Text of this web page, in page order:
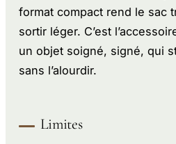
format compact rend le sac
sortir léger. C’est
un objet soigné, signé, qui
sans l’alourdir.
Limites